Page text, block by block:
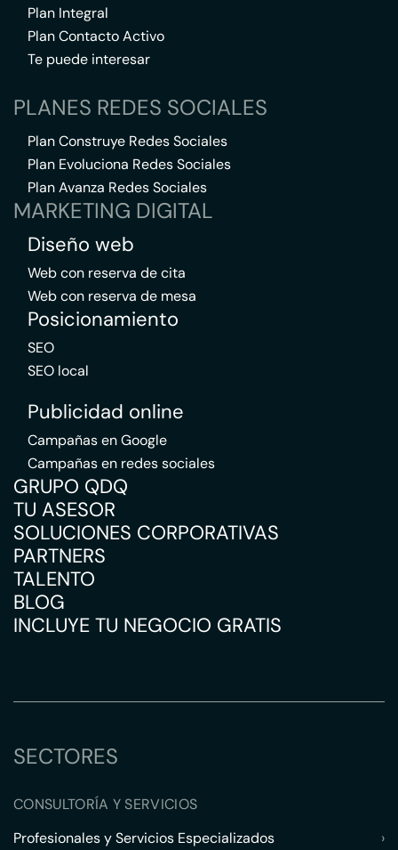
Plan Integral
Plan Contacto Activo
Te puede interesar
PLANES REDES SOCIALES
Plan Construye Redes Sociales
Plan Evoluciona Redes Sociales
Plan Avanza Redes Sociales
MARKETING DIGITAL
Diseño web
Web con reserva de cita
Web con reserva de mesa
Posicionamiento
SEO
SEO local
Publicidad online
Campañas en Google
Campañas en redes sociales
GRUPO QDQ
TU ASESOR
SOLUCIONES CORPORATIVAS
PARTNERS
TALENTO
BLOG
INCLUYE TU NEGOCIO GRATIS
SECTORES
CONSULTORÍA Y SERVICIOS
Profesionales y Servicios Especializados
›